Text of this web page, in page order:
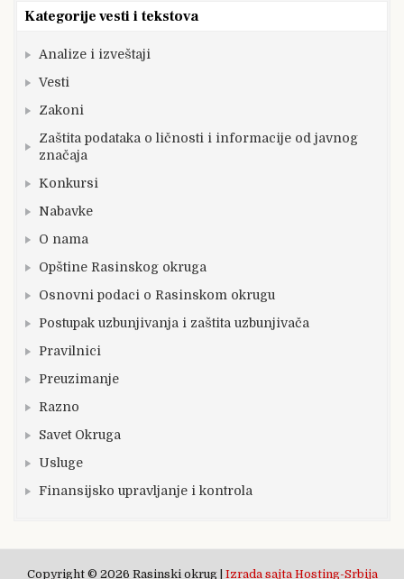
Kategorije vesti i tekstova
Analize i izveštaji
Vesti
Zakoni
Zaštita podataka o ličnosti i informacije od javnog
značaja
Konkursi
Nabavke
O nama
Opštine Rasinskog okruga
Osnovni podaci o Rasinskom okrugu
Postupak uzbunjivanja i zaštita uzbunjivača
Pravilnici
Preuzimanje
Razno
Savet Okruga
Usluge
Finansijsko upravljanje i kontrola
Copyright © 2026 Rasinski okrug | Izrada sajta Hosting-Srbija